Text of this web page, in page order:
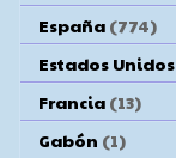
España (774)
Estados Unidos
Francia (13)
Gabón (1)